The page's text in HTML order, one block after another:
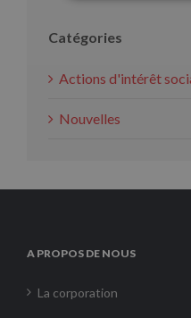
Catégories
Actions d'intérêt
Nouvelles
A PROPOS DE NOUS
La corporation